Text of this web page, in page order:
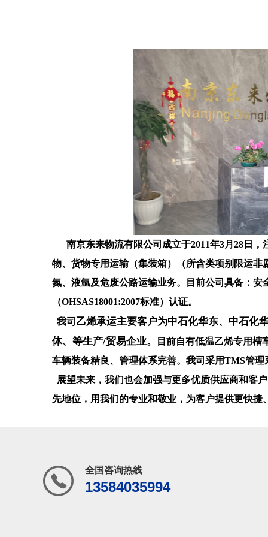
南京东来物流有限公司成立于2011年3月28日
物、货物专用运输（集装箱）（所含类项别限运
氮、液氩及危废公路运输业务。目前公司具备：安
（OHSAS18001:2007标准）认证。
我司 乙烯承运主要客户为中石化华东、中石化
体、等生产/贸易企业。
目前自有低温乙烯专用槽
车辆装备精良、管理体系完善。我司采用TMS管理
展望未来， 我们也会加强与更多优质供应商和客
先地位，用我们的专业和敬业，为客户提供更快捷
全国咨询热线
13584035994